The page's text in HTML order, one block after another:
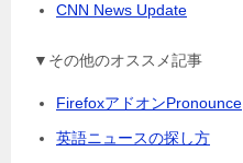
CNN News Update
▼その他のオススメ記事
FirefoxアドオンPronounce
英語ニュースの探し方